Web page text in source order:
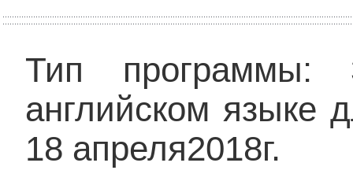
Тип программы:
английском языке
18 апреля2018г.